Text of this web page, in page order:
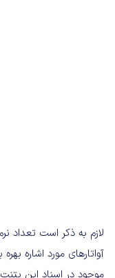
لازم به ذکر است تعداد
آواتارهای مورد اشاره